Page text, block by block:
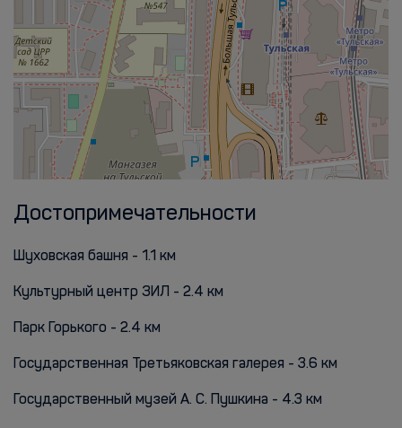
Достопримечательности
Шуховская башня - 1.1 км
Культурный центр ЗИЛ - 2.4 км
Парк Горького - 2.4 км
Государственная Третьяковская галерея - 3.6 км
Государственный музей А. С. Пушкина - 4.3 км